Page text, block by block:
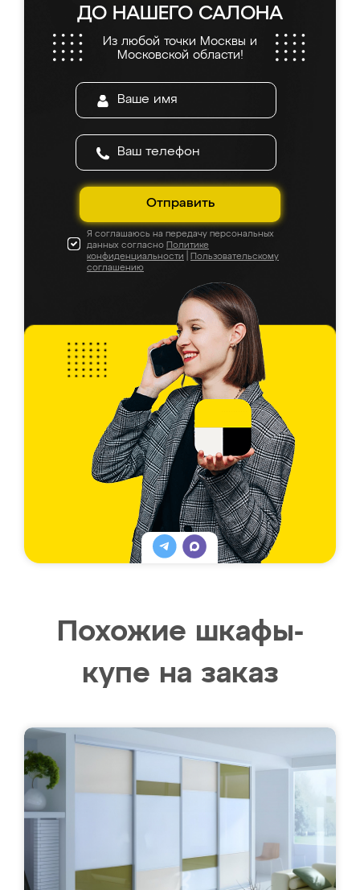
ДО НАШЕГО САЛОНА
Из любой точки Москвы и
Московской области!
Отправить
Я соглашаюсь на передачу персональных
данных согласно Политике
конфиденциальности
Пользовательскому
соглашению
Похожие шкафы-
купе на заказ